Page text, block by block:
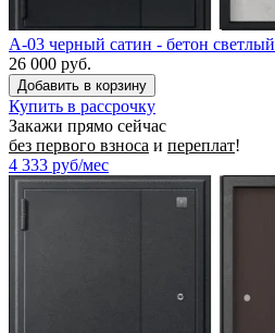
A-03 черный сатин - бетон светлый
26 000 руб.
Купить в рассрочку
Закажи прямо сейчас
без первого взноса и переплат!
4 333 руб/мес